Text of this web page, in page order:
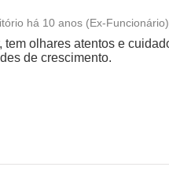
Conciliação com a vida
há 10 anos (Ex-
olhares atentos e
de crescimento.